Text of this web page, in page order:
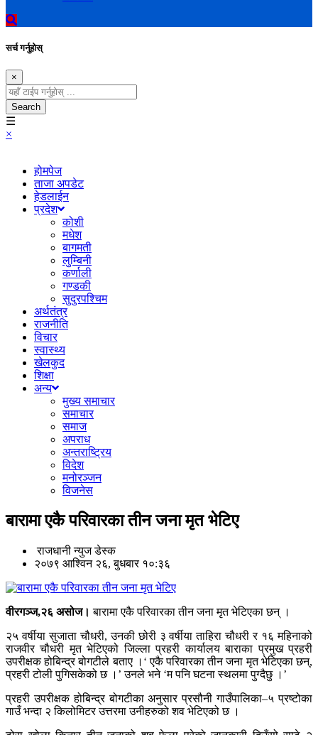
सर्च गर्नुहोस्
×
Search
☰
×
होमपेज
ताजा अपडेट
हेडलाईन
प्रदेश
कोशी
मधेश
बागमती
लुम्बिनी
कर्णाली
गण्डकी
सुदुरपश्चिम
अर्थतंत्र
राजनीति
विचार
स्वास्थ्य
खेलकुद
शिक्षा
अन्य
मुख्य समाचार
समाचार
समाज
अपराध
अन्तराष्ट्रिय
विदेश
मनोरञ्जन
विजनेस
बारामा एकै परिवारका तीन जना मृत भेटिए
राजधानी न्युज डेस्क
२०७९ आश्विन २६, बुधबार १०:३६
वीरगञ्ज,२६ असोज। बारामा एकै परिवारका तीन जना मृत भेटिएका छन् ।
२५ वर्षीया सुजाता चौधरी, उनकी छोरी ३ वर्षीया ताहिरा चौधरी र १६ महिनाको
राजवीर चौधरी मृत भेटिएको जिल्ला प्रहरी कार्यालय बाराका प्रमुख प्रहरी
उपरीक्षक होबिन्द्र बोगटीले बताए ।‘ एकै परिवारका तीन जना मृत भेटिएका छन्,
प्रहरी टोली पुगिसकेको छ ।’ उनले भने ‘म पनि घटना स्थलमा पुग्दैछु ।’
प्रहरी उपरीक्षक होबिन्द्र बोगटीका अनुसार प्रसौनी गाउँपालिका–५ प्रष्टोका
गाउँ भन्दा २ किलोमिटर उत्तरमा उनीहरुको शव भेटिएको छ ।